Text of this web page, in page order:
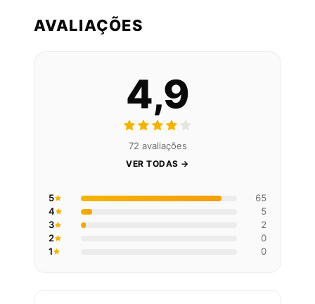
AVALIAÇÕES
4,9
72 avaliações
VER TODAS →
5
65
4
5
3
2
2
0
1
0